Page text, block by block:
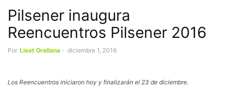
Pilsener inaugura
Reencuentros Pilsener 2016
Por Liset Orellana - diciembre 1, 2016
Los Reencuentros iniciaron hoy y finalizarán el 23 de diciembre.